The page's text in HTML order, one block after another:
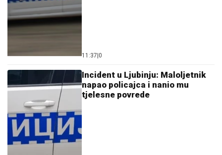
11:37|0
Incident u Ljubinju: Maloljetnik
napao policajca i nanio mu
tjelesne povrede